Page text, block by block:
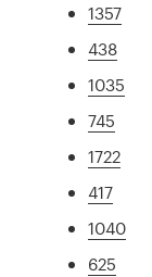
1357
438
1035
745
1722
417
1040
625